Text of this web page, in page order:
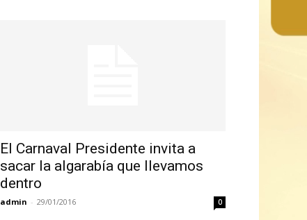
El Carnaval Presidente invita a
sacar la algarabía que llevamos
dentro
admin - 29/01/2016 0